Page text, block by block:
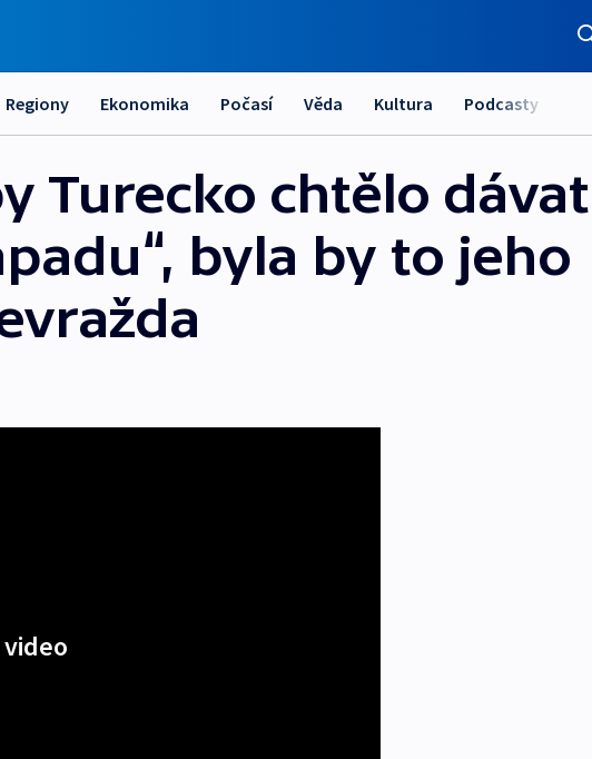
Regiony Ekonomika Počasí Věda Kultura Podcasty
Turecko chtělo
byla by to jeho